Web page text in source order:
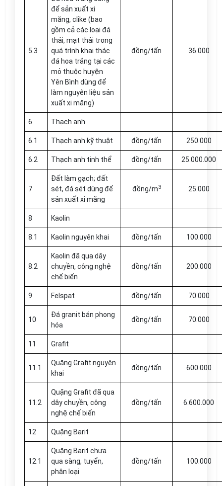
5.3
để sản xuất xi
măng, clike (bao
gồm cả các loại đá
thải, mạt thải trong
quá trình khai thác
đá hoa trắng tại các
mỏ thuộc huyện
Yên Bình dùng để
làm nguyên liệu sản
xuất xi măng)
đồng/tấn 36.000
6 Thạch anh
6.1 Thạch anh kỹ thuật đồng/tấn 250.000
6.2 Thạch anh tinh thể đồng/tấn 25.000.000
7
Đất làm gạch; đất
sét, đá sét dùng để
sản xuất xi măng
đồng/m3 25.000
8 Kaolin
8.1 Kaolin nguyên khai đồng/tấn 100.000
8.2
Kaolin đã qua dây
chuyền, công nghệ
chế biến
đồng/tấn 200.000
9 Felspat đồng/tấn 70.000
10
Đá granit bán phong
hóa
đồng/tấn 70.000
11 Grafit
11.1
Quặng Grafit nguyên
khai
đồng/tấn 600.000
11.2
Quặng Grafit đã qua
dây chuyền, công
nghệ chế biến
đồng/tấn 6.600.000
12 Quặng Barit
12.1
Quặng Barit chưa
qua sàng, tuyển,
phân loại
đồng/tấn 100.000